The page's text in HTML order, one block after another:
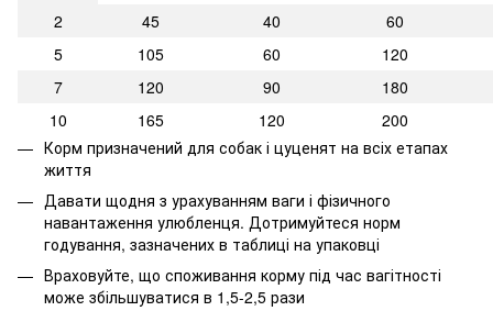
2
45 40
60
5
105 60
120
7
120 90
180
10
165 120
200
Корм призначений для собак і цуценят на всіх етапах
життя
Давати щодня з урахуванням ваги і фізичного
навантаження улюбленця. Дотримуйтеся норм
годування, зазначених в таблиці на упаковці
Враховуйте, що споживання корму під час вагітності
може збільшуватися в 1,5-2,5 рази